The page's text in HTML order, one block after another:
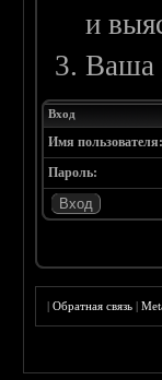
и
Ваша
Вход
Имя пользователя:
Пароль:
|Обратная связь |